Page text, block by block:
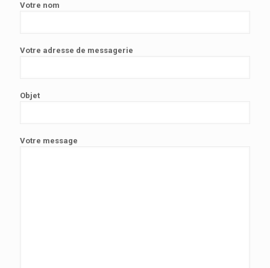
Votre nom
Votre adresse de messagerie
Objet
Votre message